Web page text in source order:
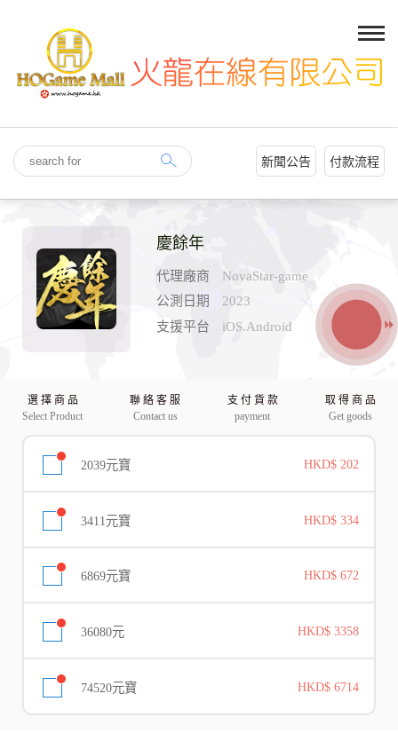
新聞公告 付款流程
慶餘年
代理廠商
NovaStar-game
公測日期
2023
支援平台
iOS.Android
選 擇 商 品
Select Product
聯 絡 客 服
Contact us
支 付 貨 款
payment
取 得 商 品
Get goods
2039元寶 HKD$ 202
3411元寶 HKD$ 334
6869元寶 HKD$ 672
36080元 HKD$ 3358
74520元寶 HKD$ 6714